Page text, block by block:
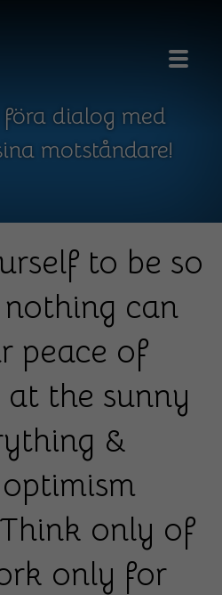
dialog med
motståndare!
to be so
can
peace of
the sunny
&
only of
only for